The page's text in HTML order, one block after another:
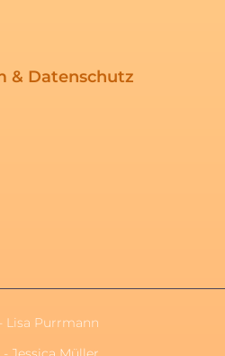
& Datenschutz
Lisa Purrmann